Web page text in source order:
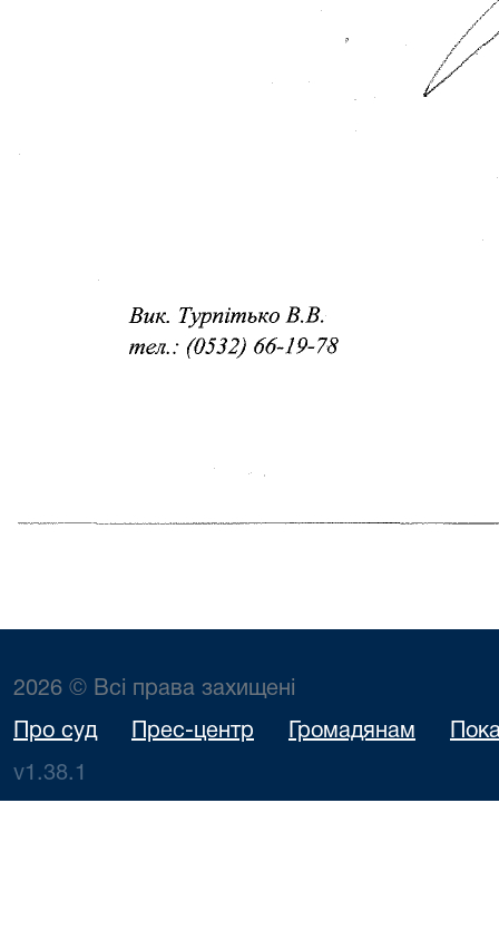
2026 © Всі права захищені
Про суд Прес-центр Громадянам
v1.38.1